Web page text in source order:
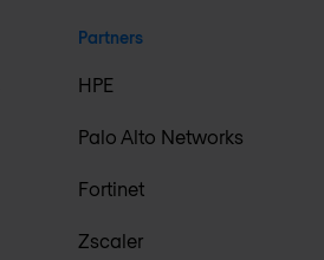
Partners
HPE
Palo Alto Networks
Fortinet
Zscaler